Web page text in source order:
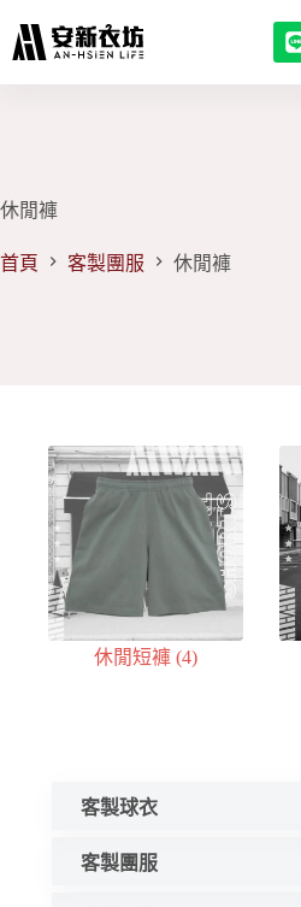
至
休閒褲
首頁 客製團服 休閒褲
休閒短褲(4)
客製球衣
客製團服